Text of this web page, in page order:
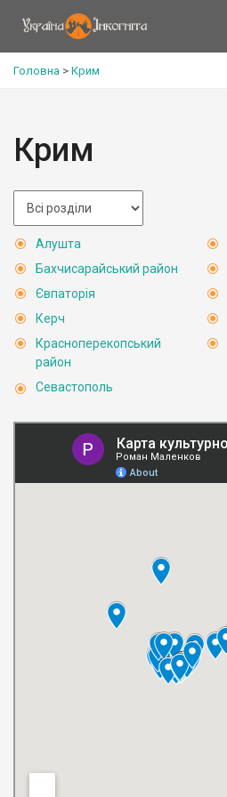
Головна > Крим
Крим
Алушта
Бахчисарайський район
Євпаторія
Керч
Красноперекопський
район
Севастополь